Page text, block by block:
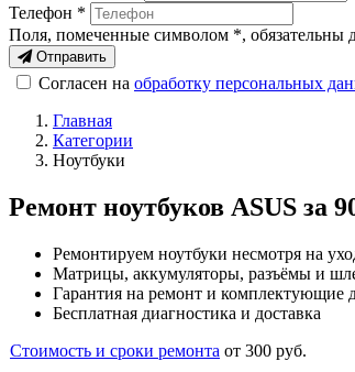
Телефон *
Поля, помеченные символом *, обязательны
Отправить
Согласен на обработку персональных
Главная
Категории
Ноутбуки
Ремонт ноутбуков ASUS за
Ремонтируем ноутбуки несмотря на
Матрицы, аккумуляторы, разъёмы и
Гарантия на ремонт и комплектующие
Бесплатная диагностика и доставка
Стоимость и сроки ремонта от 300 руб.